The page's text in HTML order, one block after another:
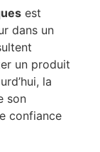
est
dans un
un produit
la
son
confiance